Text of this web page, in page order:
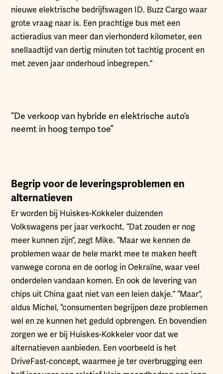
nieuwe elektrische bedrijfswagen ID. Buzz Cargo waar
grote vraag naar is. Een prachtige bus met een
actieradius van meer dan vierhonderd kilometer, een
snellaadtijd van dertig minuten tot tachtig procent en
met zeven jaar onderhoud inbegrepen.”
“De verkoop van hybride en elektrische auto’s
neemt in hoog tempo toe”
Begrip voor de leveringsproblemen en
alternatieven
Er worden bij Huiskes-Kokkeler duizenden
Volkswagens per jaar verkocht. “Dat zouden er nog
meer kunnen zijn”, zegt Mike. “Maar we kennen de
problemen waar de hele markt mee te maken heeft
vanwege corona en de oorlog in Oekraïne, waar veel
onderdelen vandaan komen. En ook de levering van
chips uit China gaat niet van een leien dakje.” “Maar”,
aldus Michel, “consumenten begrijpen deze problemen
wel en ze kunnen het geduld opbrengen. En bovendien
zorgen we er bij Huiskes-Kokkeler voor dat we
alternatieven aanbieden. Een voorbeeld is het
DriveFast-concept, waarmee je ter overbrugging een